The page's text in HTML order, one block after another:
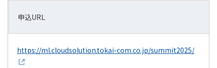
申込URL
https://ml.cloudsolution.tokai-com.co.jp/summit2025/